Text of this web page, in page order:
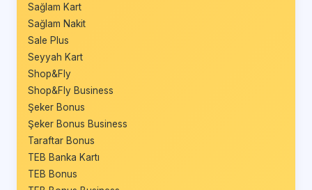
Sağlam Kart
Sağlam Nakit
Sale Plus
Seyyah Kart
Shop&Fly
Shop&Fly Business
Şeker Bonus
Şeker Bonus Business
Taraftar Bonus
TEB Banka Kartı
TEB Bonus